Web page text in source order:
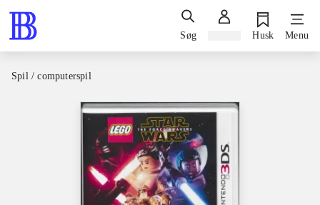
Søg Husk Menu
Spil / computerspil